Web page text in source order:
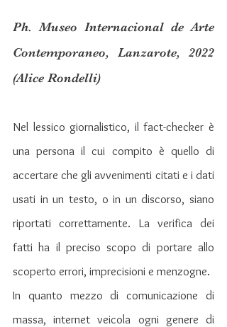
Ph. Museo Internacional de Arte
Contemporaneo, Lanzarote, 2022
(Alice Rondelli)
Nel lessico giornalistico, il fact-checker è
una persona il cui compito è quello di
accertare che gli avvenimenti citati e i dati
usati in un testo, o in un discorso, siano
riportati correttamente. La verifica dei
fatti ha il preciso scopo di portare allo
scoperto errori, imprecisioni e menzogne.
In quanto mezzo di comunicazione di
massa, internet veicola ogni genere di